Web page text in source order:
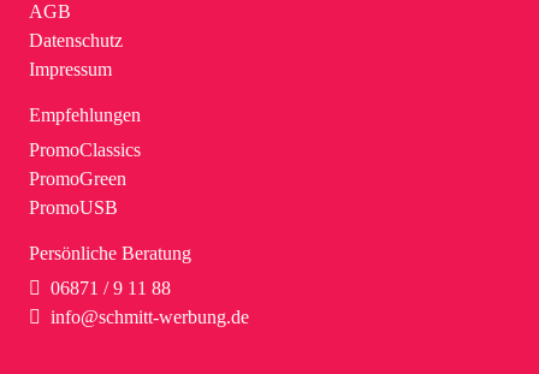
AGB
Datenschutz
Impressum
Empfehlungen
PromoClassics
PromoGreen
PromoUSB
Persönliche Beratung
06871 / 9 11 88
info@schmitt-werbung.de